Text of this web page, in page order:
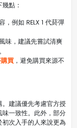
點：
，例如 RELX 1 代菸彈
味，建議先嘗試清爽
買 ，避免購買來源不
建議優先考慮官方授
一致性。此外，部分
次入手的人來說更為